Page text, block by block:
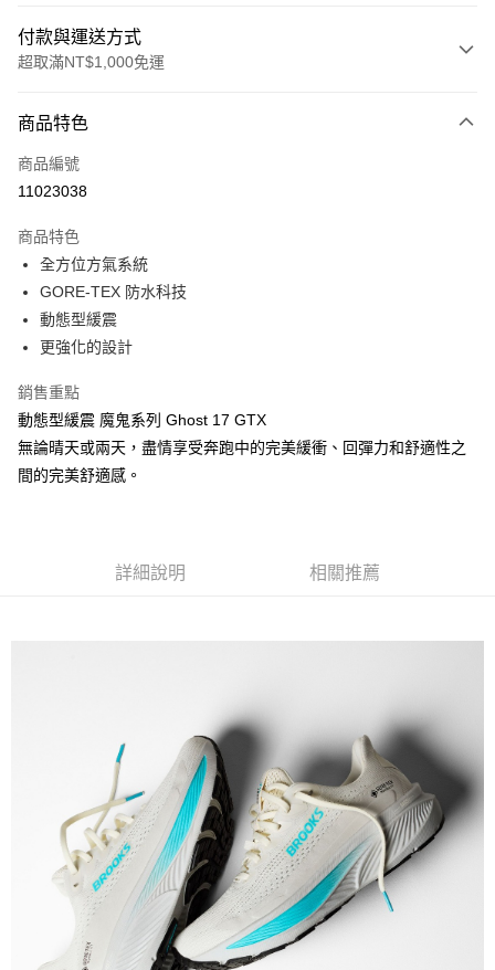
付款與運送方式
超取滿NT$1,000免運
信用卡一次付款
超商取貨付款
運送方式
全家取貨付款
每筆NT$60，滿NT$1,000(含以上)免運費
7-11取貨付款
宅配
每筆NT$80，滿NT$1,000(含以上)免運費
商品特色
商品編號
11023038
商品特色
全方位方氣系統
GORE-TEX 防水科技
動態型緩震
更強化的設計
銷售重點
動態型緩震 魔鬼系列 Ghost 17 GTX
無論晴天或兩天，盡情享受奔跑中的完美緩衝、回彈力和舒適性之
間的完美舒適感。
詳細說明 相關推薦